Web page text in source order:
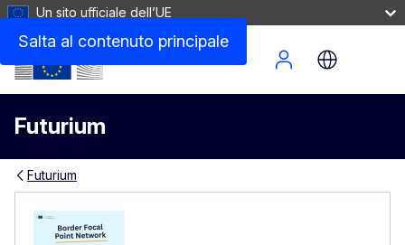
Salta al contenuto principale
Un sito ufficiale dell’UE
Futurium
Site Menu
Futurium